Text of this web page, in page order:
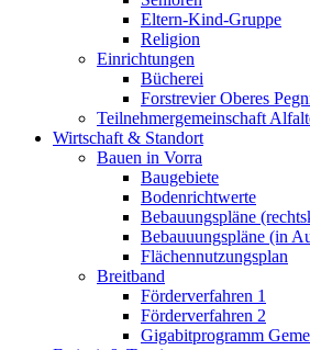
Eltern-Kind-Gruppe
Religion
Einrichtungen
Bücherei
Forstrevier Oberes
Teilnehmergemeinschaft
Wirtschaft & Standort
Bauen in Vorra
Baugebiete
Bodenrichtwerte
Bebauungspläne
Bebauuungspläne (in
Flächennutzungsplan
Breitband
Förderverfahren 1
Förderverfahren 2
Gigabitprogramm